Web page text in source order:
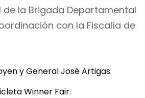
la Brigada Departamental
con la Fiscalía de
y General José Artigas.
Winner Fair.